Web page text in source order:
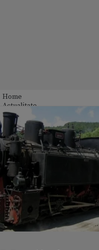
Home
Actualitate